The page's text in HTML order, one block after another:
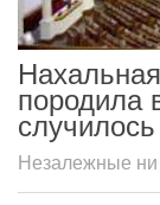
породила
случилось
Незалежные ни